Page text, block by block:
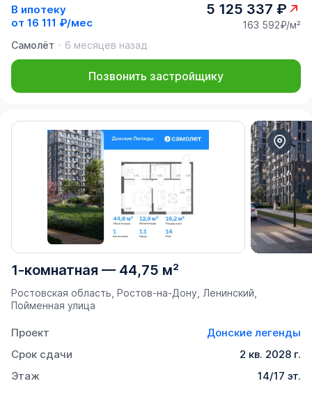
В ипотеку
от 16 111 ₽/мес
5 125 337 ₽
163 592₽/м²
Самолёт
6 месяцев назад
Позвонить застройщику
1-комнатная — 44,75 м²
Ростовская область, Ростов-на-Дону, Ленинский,
Пойменная улица
Проект
Донские легенды
Срок сдачи
2 кв. 2028 г.
Этаж
14/17 эт.